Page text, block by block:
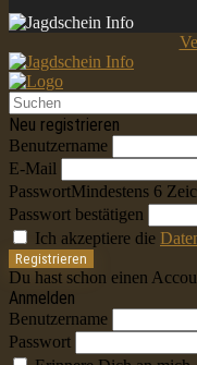
Neu registrieren
Benutzername
E-Mail
PasswortMindestens 6
Passwort bestätigen
Ich akzeptiere die
Registrieren
Du hast schon einen
Anmelden
Benutzername
Passwort